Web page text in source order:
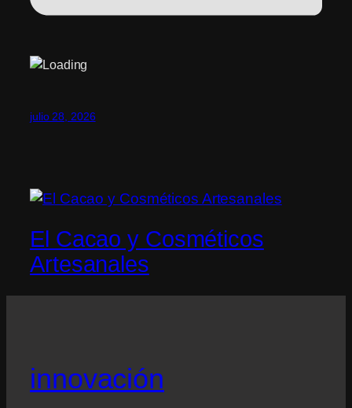
julio 28, 2026
El Cacao y Cosméticos
Artesanales
innovación